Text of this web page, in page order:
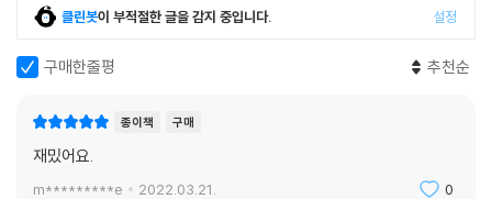
클린봇이 부적절한 글을 감지 중입니다. 설정
구매한줄평 추천순
종이책 구매
재밌어요.
m*********e 2022.03.21. 0